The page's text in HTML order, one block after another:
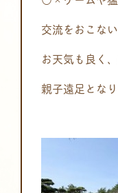
交流をおこない
お天気も良く
親子遠足となり